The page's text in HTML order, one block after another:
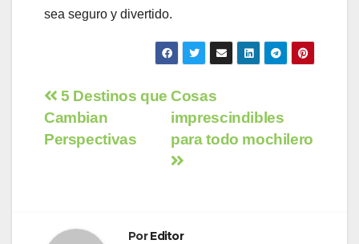
sea seguro y divertido.
Navegación
de
Cosas
imprescindibles
para todo mochilero
5 Destinos que
Cambian
Perspectivas
PorEditor